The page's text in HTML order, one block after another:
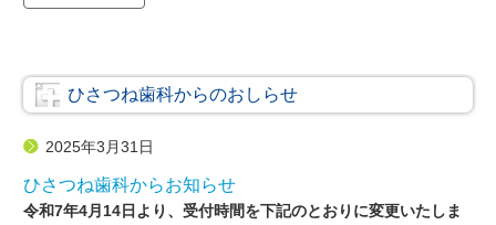
テ
ー
ひさつね歯科からのおしらせ
2025年3月31日
ひさつね歯科からお知らせ
令和7年4月14日より、受付時間を下記のとおりに変更いたしま